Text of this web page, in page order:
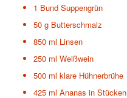
1 Bund Suppengrün
50 g Butterschmalz
850 ml Linsen
250 ml Weißwein
500 ml klare Hühnerbrühe
425 ml Ananas in Stücken